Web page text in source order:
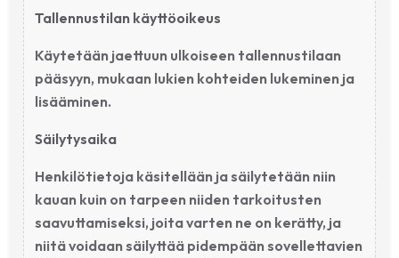
Tallennustilan käyttöoikeus
Käytetään jaettuun ulkoiseen tallennustilaan
pääsyyn, mukaan lukien kohteiden lukeminen ja
lisääminen.
Säilytysaika
Henkilötietoja käsitellään ja säilytetään niin
kauan kuin on tarpeen niiden tarkoitusten
saavuttamiseksi, joita varten ne on kerätty, ja
niitä voidaan säilyttää pidempään sovellettavien